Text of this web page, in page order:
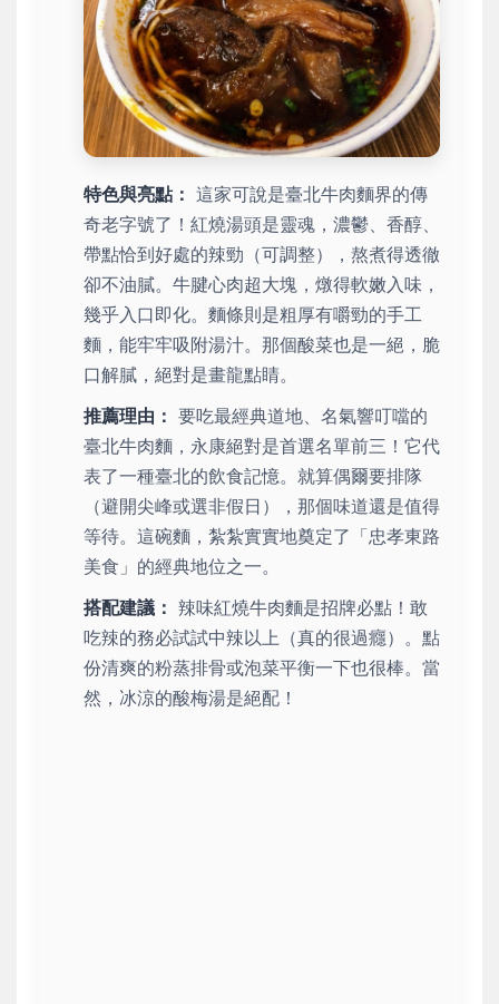
特色與亮點： 這家可說是臺北牛肉麵界的傳
奇老字號了！紅燒湯頭是靈魂，濃鬱、香醇、
帶點恰到好處的辣勁（可調整），熬煮得透徹
卻不油膩。牛腱心肉超大塊，燉得軟嫩入味，
幾乎入口即化。麵條則是粗厚有嚼勁的手工
麵，能牢牢吸附湯汁。那個酸菜也是一絕，脆
口解膩，絕對是畫龍點睛。
推薦理由： 要吃最經典道地、名氣響叮噹的
臺北牛肉麵，永康絕對是首選名單前三！它代
表了一種臺北的飲食記憶。就算偶爾要排隊
（避開尖峰或選非假日），那個味道還是值得
等待。這碗麵，紮紮實實地奠定了「忠孝東路
美食」的經典地位之一。
搭配建議： 辣味紅燒牛肉麵是招牌必點！敢
吃辣的務必試試中辣以上（真的很過癮）。點
份清爽的粉蒸排骨或泡菜平衡一下也很棒。當
然，冰涼的酸梅湯是絕配！